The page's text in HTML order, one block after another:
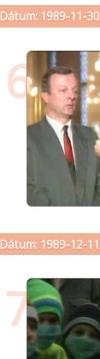
Dátum: 1989-11-30
6
Dátum: 1989-12-11
7